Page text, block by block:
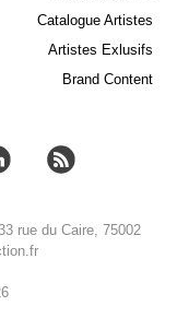
Catalogue Artistes
Artistes Exlusifs
Brand Content
rue du Caire, 75002